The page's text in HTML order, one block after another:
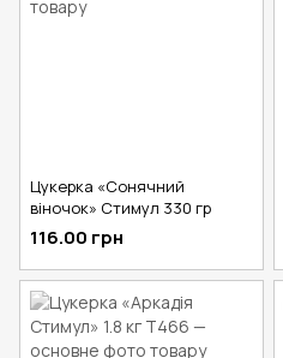
Цукерка «Сонячний
віночок» Стимул 330 гр
116.00 грн